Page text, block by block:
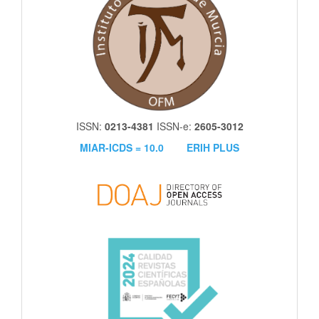
ISSN: 0213-4381 ISSN-e: 2605-3012
MIAR-ICDS = 10.0
ERIH PLUS